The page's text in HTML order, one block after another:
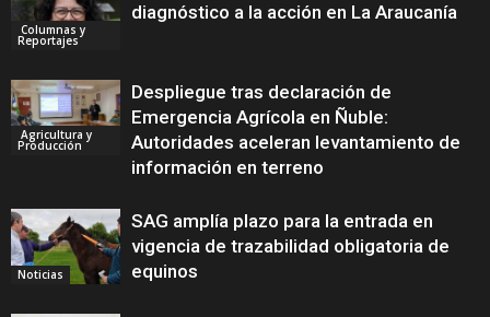
Columnas y
Reportajes
diagnóstico a la acción en La Araucanía
Agricultura y
Producción
Despliegue tras declaración de
Emergencia Agrícola en Ñuble:
Autoridades aceleran levantamiento de
información en terreno
Noticias
SAG amplía plazo para la entrada en
vigencia de trazabilidad obligatoria de
equinos